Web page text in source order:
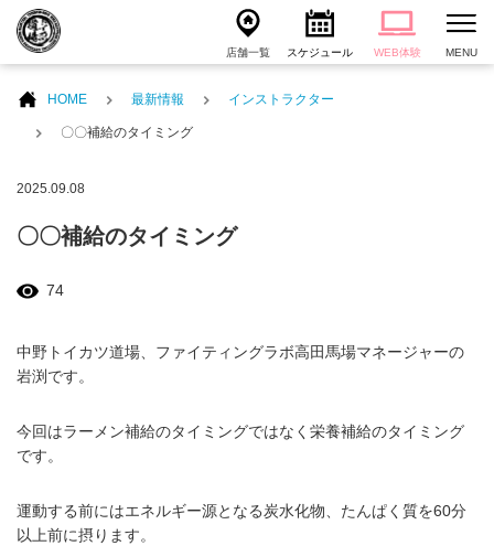
店舗一覧 スケジュール WEB体験 MENU
HOME 最新情報 インストラクター
〇〇補給のタイミング
2025.09.08
〇〇補給のタイミング
74
中野トイカツ道場、ファイティングラボ高田馬場マネージャーの
岩渕です。
今回はラーメン補給のタイミングではなく栄養補給のタイミング
です。
運動する前にはエネルギー源となる炭水化物、たんぱく質を60分
以上前に摂ります。